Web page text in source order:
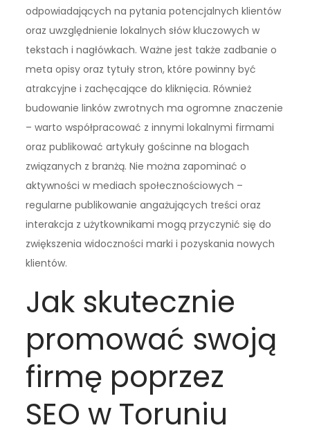
odpowiadających na pytania potencjalnych klientów
oraz uwzględnienie lokalnych słów kluczowych w
tekstach i nagłówkach. Ważne jest także zadbanie o
meta opisy oraz tytuły stron, które powinny być
atrakcyjne i zachęcające do kliknięcia. Również
budowanie linków zwrotnych ma ogromne znaczenie
– warto współpracować z innymi lokalnymi firmami
oraz publikować artykuły gościnne na blogach
związanych z branżą. Nie można zapominać o
aktywności w mediach społecznościowych –
regularne publikowanie angażujących treści oraz
interakcja z użytkownikami mogą przyczynić się do
zwiększenia widoczności marki i pozyskania nowych
klientów.
Jak skutecznie
promować swoją
firmę poprzez
SEO w Toruniu